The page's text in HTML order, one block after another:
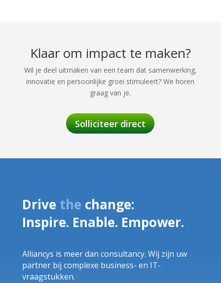
Klaar om impact te maken?
Wil je deel uitmaken van een team dat samenwerking,
innovatie en persoonlijke groei stimuleert? We horen
graag van je.
Solliciteer direct
Drive the change:
Inspire. Enable. Empower.
Alliancys is meer dan consultancy. Wij zijn uw
partner bij complexe business- en IT-
vraagstukken.